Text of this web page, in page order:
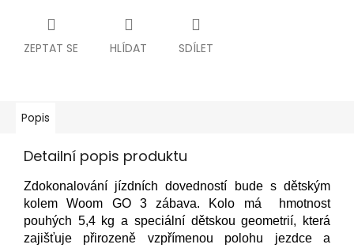
ZEPTAT SE HLÍDAT SDÍLET
Popis
Detailní popis produktu
Zdokonalování jízdních dovedností bude s dětským
kolem Woom GO 3 zábava. Kolo má hmotnost
pouhých 5,4 kg a speciální dětskou geometrií, která
zajišťuje přirozeně vzpřímenou polohu jezdce a